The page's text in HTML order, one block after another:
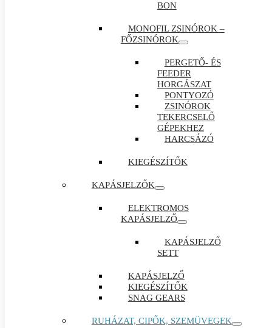
BON
MONOFIL ZSINÓROK –
FŐZSINÓROK
PERGETŐ- ÉS
FEEDER
HORGÁSZAT
PONTYOZÓ
ZSINÓROK
TEKERCSELŐ
GÉPEKHEZ
HARCSÁZÓ
KIEGÉSZÍTŐK
KAPÁSJELZŐK
ELEKTROMOS
KAPÁSJELZŐ
KAPÁSJELZŐ
SETT
KAPÁSJELZŐ
KIEGÉSZÍTŐK
SNAG GEARS
RUHÁZAT, CIPŐK, SZEMÜVEGEK